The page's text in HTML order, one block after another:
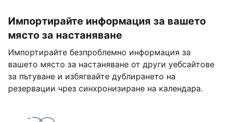
Импортирайте информация за вашето
място за настаняване
Импортирайте безпроблемно информация за
вашето място за настаняване от други уебсайтове
за пътуване и избягвайте дублирането на
резервации чрез синхронизиране на календара.